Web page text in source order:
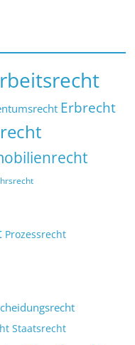
Erbrecht
Prozessrecht
Staatsrecht